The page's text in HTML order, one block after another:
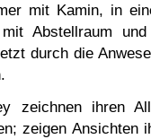
mit Kamin, in
Abstellraum
durch die
zeichnen ihren
zeigen Ansichten